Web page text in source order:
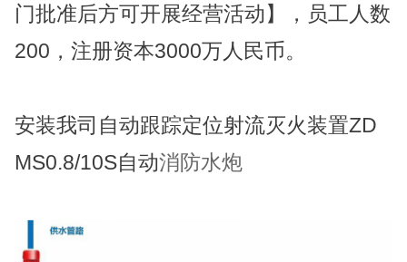
门批准后方可开展经营活动】，员工人数
200，注册资本3000万人民币。
安装我司自动跟踪定位射流灭火装置ZD
MS0.8/10S自动消防水炮